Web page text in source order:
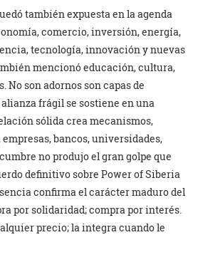
también expuesta en la agenda
comercio, inversión, energía,
tecnología, innovación y nuevas
mencionó educación, cultura,
No son adornos son capas de
frágil se sostiene en una
sólida crea mecanismos,
bancos, universidades,
no produjo el gran golpe que
definitivo sobre Power of Siberia
confirma el carácter maduro del
por solidaridad; compra por interés.
precio; la integra cuando le